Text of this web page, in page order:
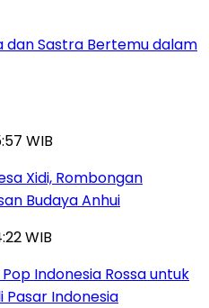
dan Sastra Bertemu dalam
WIB
Xidi, Rombongan
Budaya Anhui
WIB
Indonesia Rossa untuk
Indonesia